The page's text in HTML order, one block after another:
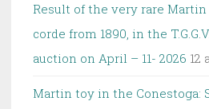
Result of the very rare Martin
corde from 1890, in the
auction on April – 11- 2026 12
Martin toy in the Conestoga: